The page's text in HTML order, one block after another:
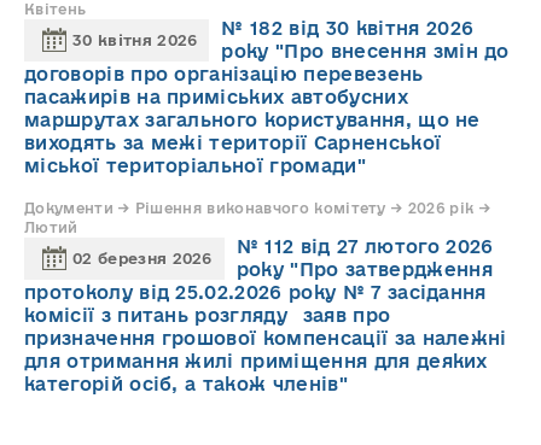
Квітень
30 квітня 2026
№ 182 від 30 квітня 2026
року "Про внесення змін до
договорів про організацію перевезень
пасажирів на приміських автобусних
маршрутах загального користування, що не
виходять за межі території Сарненської
міської територіальної громади"
Документи → Рішення виконавчого комітету → 2026 рік →
Лютий
02 березня 2026
№ 112 від 27 лютого 2026
року "Про затвердження
протоколу від 25.02.2026 року № 7 засідання
комісії з питань розгляду заяв про
призначення грошової компенсації за належні
для отримання жилі приміщення для деяких
категорій осіб, а також членів"